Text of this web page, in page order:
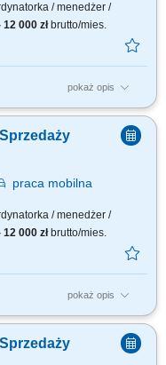
/ menedżer /
000 złbrutto/mies.
pokaż opis
– rekrutujesz,
zespołu i pracujesz z
ich osiągania,
i partnerską
praca mobilna
/ menedżer /
000 złbrutto/mies.
pokaż opis
– rekrutujesz,
zespołu i pracujesz z
ich osiągania,
i partnerską